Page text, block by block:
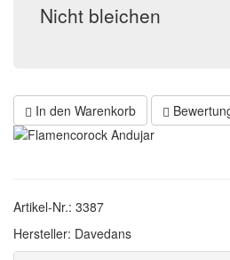
Nicht bleichen
In den Warenkorb
Artikel-Nr.: 3387
Hersteller: Davedans